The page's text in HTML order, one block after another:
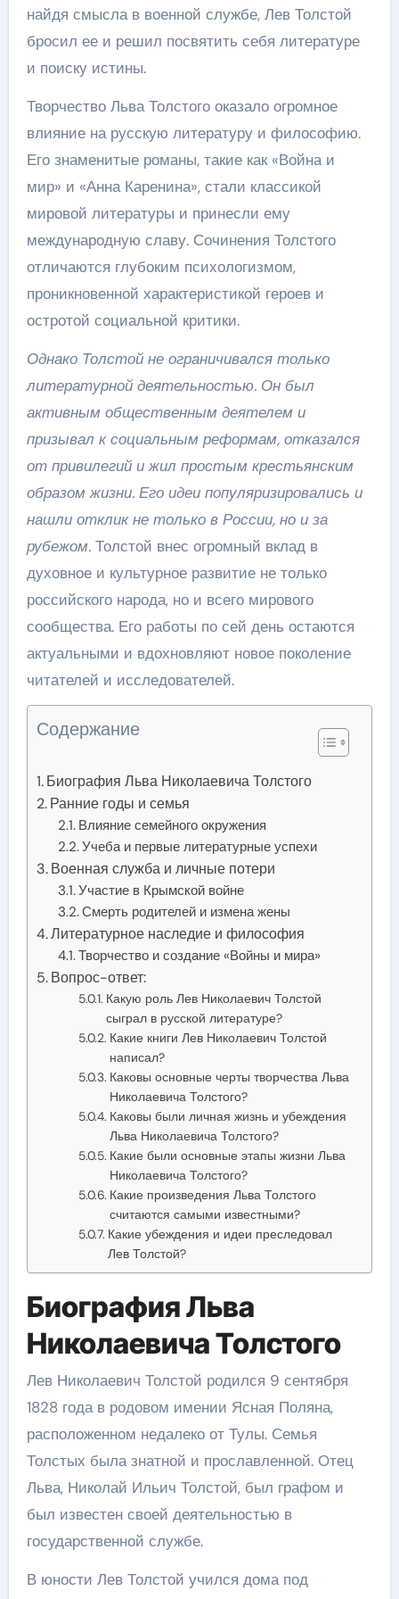
найдя смысла в военной службе, Лев Толстой
бросил ее и решил посвятить себя литературе
и поиску истины.
Творчество Льва Толстого оказало огромное
влияние на русскую литературу и философию.
Его знаменитые романы, такие как «Война и
мир» и «Анна Каренина», стали классикой
мировой литературы и принесли ему
международную славу. Сочинения Толстого
отличаются глубоким психологизмом,
проникновенной характеристикой героев и
остротой социальной критики.
Однако Толстой не ограничивался только
литературной деятельностью. Он был
активным общественным деятелем и
призывал к социальным реформам, отказался
от привилегий и жил простым крестьянским
образом жизни. Его идеи популяризировались и
нашли отклик не только в России, но и за
рубежом.Толстой внес огромный вклад в
духовное и культурное развитие не только
российского народа, но и всего мирового
сообщества. Его работы по сей день остаются
актуальными и вдохновляют новое поколение
читателей и исследователей.
Содержание
Биография Льва Николаевича Толстого
Ранние годы и семья
Влияние семейного окружения
Учеба и первые литературные успехи
Военная служба и личные потери
Участие в Крымской войне
Смерть родителей и измена жены
Литературное наследие и философия
Творчество и создание «Войны и мира»
Вопрос-ответ:
Какую роль Лев Николаевич Толстой
сыграл в русской литературе?
Какие книги Лев Николаевич Толстой
написал?
Каковы основные черты творчества Льва
Николаевича Толстого?
Каковы были личная жизнь и убеждения
Льва Николаевича Толстого?
Какие были основные этапы жизни Льва
Николаевича Толстого?
Какие произведения Льва Толстого
считаются самыми известными?
Какие убеждения и идеи преследовал
Лев Толстой?
Биография Льва
Николаевича Толстого
Лев Николаевич Толстой родился 9 сентября
1828 года в родовом имении Ясная Поляна,
расположенном недалеко от Тулы. Семья
Толстых была знатной и прославленной. Отец
Льва, Николай Ильич Толстой, был графом и
был известен своей деятельностью в
государственной службе.
В юности Лев Толстой учился дома под